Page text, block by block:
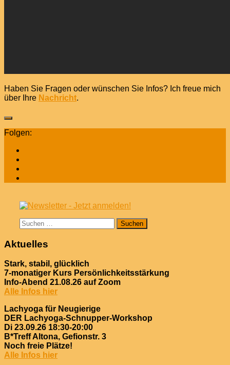
Haben Sie Fragen oder wünschen Sie Infos? Ich freue mich
über Ihre Nachricht.
Folgen:
Suchen
nach:
Aktuelles
Stark, stabil, glücklich
7-monatiger Kurs Persönlichkeitsstärkung
Info-Abend 21.08.26 auf Zoom
Alle Infos hier
Lachyoga für Neugierige
DER Lachyoga-Schnupper-Workshop
Di 23.09.26 18:30-20:00
B*Treff Altona, Gefionstr. 3
Noch freie Plätze!
Alle Infos hier